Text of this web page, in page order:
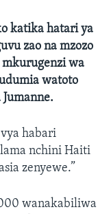
katika hatari ya
zao na mzozo
wa
watoto
Jumanne.
habari
nchini Haiti
zenyewe.”
wanakabiliwa